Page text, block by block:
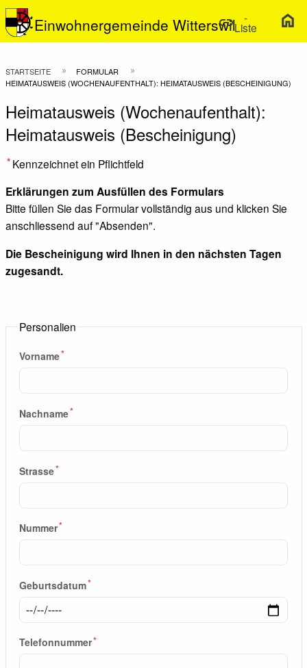
Einwohnergemeinde Witterswil
link -
Liste home
Previous Slide
arrow_back_ios arrow_forward_ios
Pfadnavigation
STARTSEITE
FORMULAR
HEIMATAUSWEIS (WOCHENAUFENTHALT): HEIMATAUSWEIS (BESCHEINIGUNG)
Heimatausweis (Wochenaufenthalt):
Heimatausweis (Bescheinigung)
Kennzeichnet ein Pflichtfeld
Erklärungen zum Ausfüllen des Formulars
Bitte füllen Sie das Formular vollständig aus und klicken Sie
anschliessend auf "Absenden".
Die Bescheinigung wird Ihnen in den nächsten Tagen
zugesandt.
Personalien
Vorname
Nachname
Strasse
Nummer
Geburtsdatum
Telefonnummer